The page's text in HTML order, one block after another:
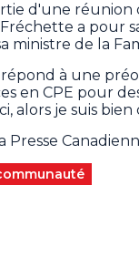
d'une réunion
a pour
ministre de la
à une
en CPE pour
alors je suis
Presse